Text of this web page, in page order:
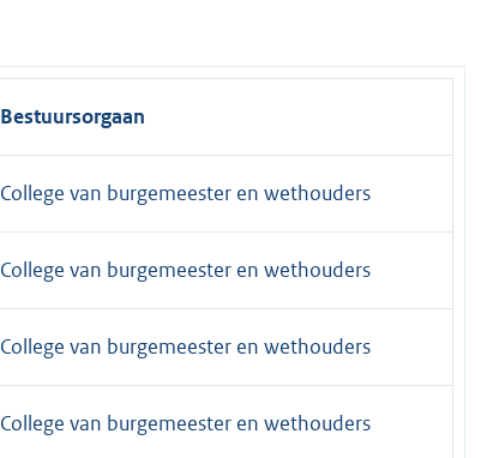
Bestuursorgaan
College van burgemeester en wethouders
College van burgemeester en wethouders
College van burgemeester en wethouders
College van burgemeester en wethouders